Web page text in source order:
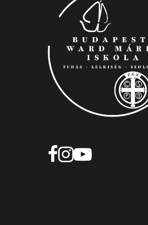
ÖKOISKOLA
TEREMBÉRLÉS